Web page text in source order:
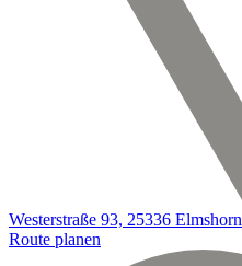
Westerstraße 93, 25336 Elmshorn
Route planen